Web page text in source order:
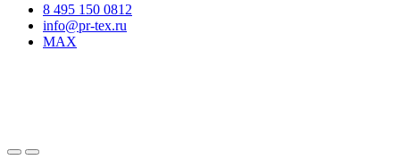
8 495 150 0812
info@pr-tex.ru
MAX